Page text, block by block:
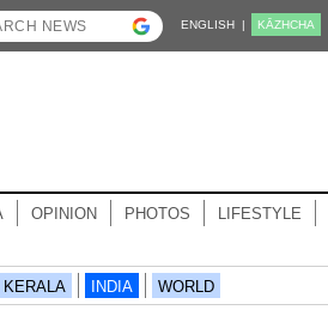
ENGLISH | KĀZHCHA
OPINION PHOTOS LIFESTYLE
KERALA INDIA WORLD